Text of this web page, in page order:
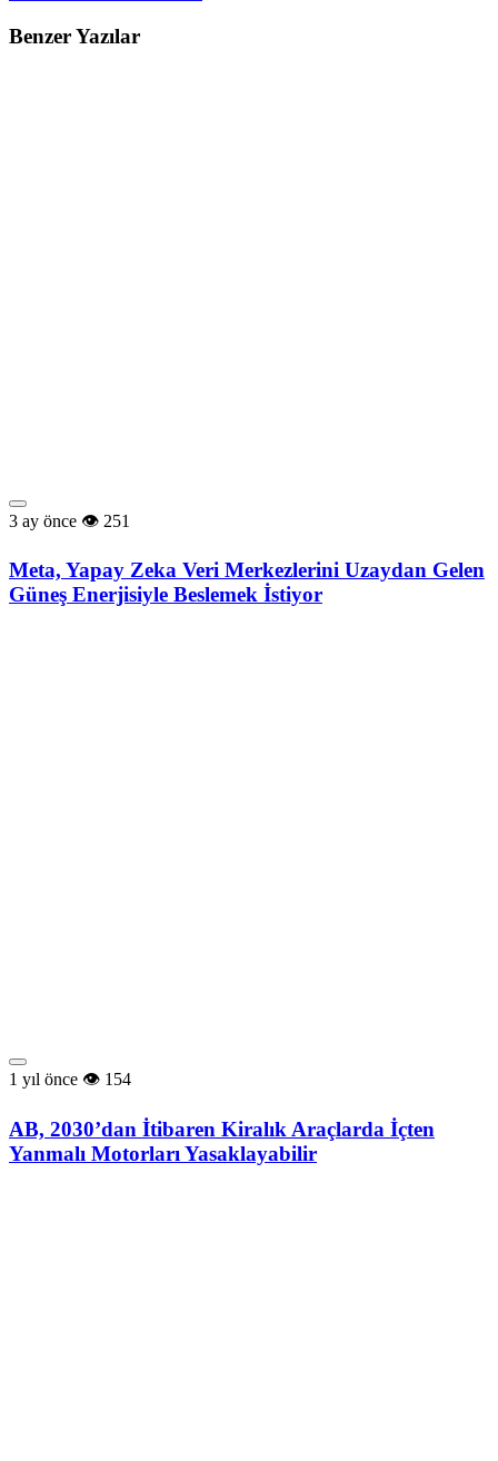
Benzer Yazılar
3 ay önce 251
Meta, Yapay Zeka Veri Merkezlerini Uzaydan Gelen
Güneş Enerjisiyle Beslemek İstiyor
1 yıl önce 154
AB, 2030’dan İtibaren Kiralık Araçlarda İçten
Yanmalı Motorları Yasaklayabilir